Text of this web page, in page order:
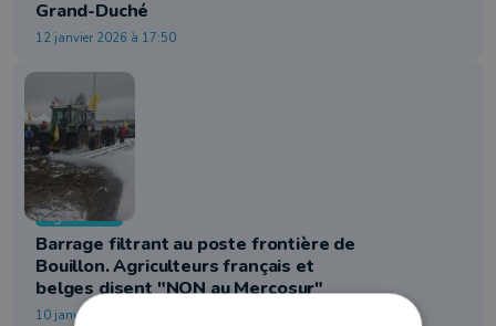
Grand-Duché
12 janvier 2026 à 17:50
Agriculture
Barrage filtrant au poste frontière de
Bouillon. Agriculteurs français et
belges disent "NON au Mercosur"
10 janvier 2026 à 17:09